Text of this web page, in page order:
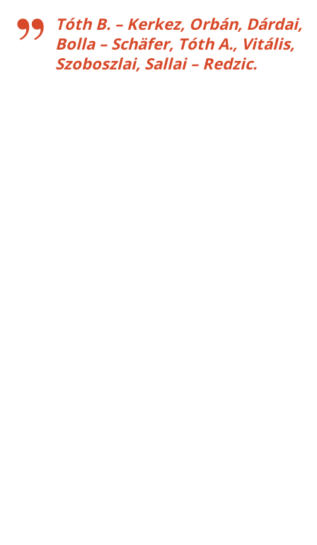
Tóth B. – Kerkez, Orbán, Dárdai,
Bolla – Schäfer, Tóth A., Vitális,
Szoboszlai, Sallai – Redzic.